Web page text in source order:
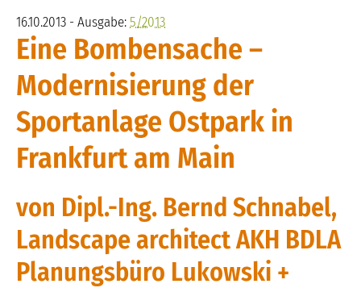
16.10.2013 - Ausgabe:5/2013
Eine Bombensache –
Modernisierung der
Sportanlage Ostpark in
Frankfurt am Main
von Dipl.-Ing. Bernd Schnabel,
Landscape architect AKH BDLA
Planungsbüro Lukowski +